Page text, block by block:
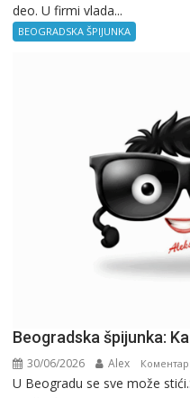
deo. U firmi vlada...
BEOGRADSKA ŠPIJUNKA
Beogradska špijunka:
30/06/2026 Alex
U Beogradu se sve može